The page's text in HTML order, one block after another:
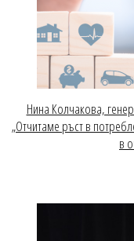
Нина Колчакова,
„Отчитаме ръст в
в